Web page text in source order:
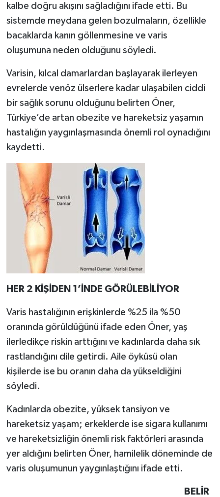
kalbe doğru akışını sağladığını ifade etti. Bu
sistemde meydana gelen bozulmaların, özellikle
bacaklarda kanın göllenmesine ve varis
oluşumuna neden olduğunu söyledi.
Varisin, kılcal damarlardan başlayarak ilerleyen
evrelerde venöz ülserlere kadar ulaşabilen ciddi
bir sağlık sorunu olduğunu belirten Öner,
Türkiye’de artan obezite ve hareketsiz yaşamın
hastalığın yaygınlaşmasında önemli rol oynadığını
kaydetti.
HER 2 KİŞİDEN 1’İNDE GÖRÜLEBİLİYOR
Varis hastalığının erişkinlerde %25 ila %50
oranında görüldüğünü ifade eden Öner, yaş
ilerledikçe riskin arttığını ve kadınlarda daha sık
rastlandığını dile getirdi. Aile öyküsü olan
kişilerde ise bu oranın daha da yükseldiğini
söyledi.
Kadınlarda obezite, yüksek tansiyon ve
hareketsiz yaşam; erkeklerde ise sigara kullanımı
ve hareketsizliğin önemli risk faktörleri arasında
yer aldığını belirten Öner, hamilelik döneminde de
varis oluşumunun yaygınlaştığını ifade etti.
BELİR